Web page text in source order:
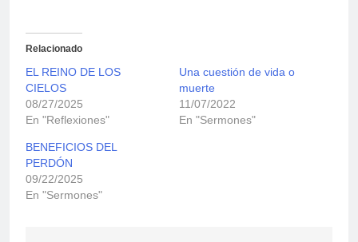
Relacionado
EL REINO DE LOS
CIELOS
08/27/2025
En "Reflexiones"
Una cuestión de vida o
muerte
11/07/2022
En "Sermones"
BENEFICIOS DEL
PERDÓN
09/22/2025
En "Sermones"